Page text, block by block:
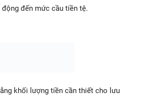
đến mức cầu tiền tệ.
khối lượng tiền cần thiết cho lưu